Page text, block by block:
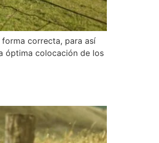
correcta, para así
óptima colocación de los